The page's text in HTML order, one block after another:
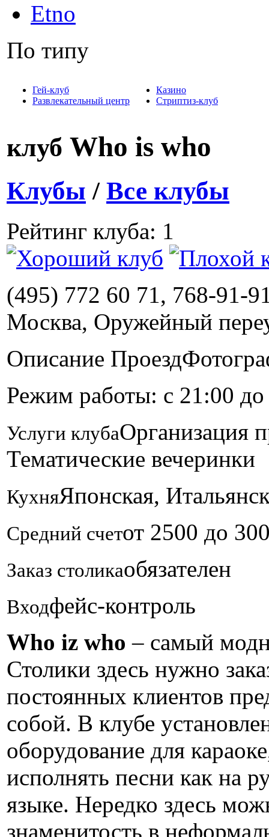
Etno
По типу
Гей-клуб
Развлекательный центр
Казино
Стриптиз-клуб
клуб Who is who
Клубы / Все клубы
Рейтинг клуба: 1
(495) 772 60 71, 768-91-
Москва, Оружейный
Описание Проезд
Режим работы: с 21:00 до
Услуги клубаОрганизация
Тематические вечеринки
КухняЯпонская,
Средний счетот 2500 до
Заказ столикаобязателен
Входфейс-контроль
Who iz who – самый
Столики здесь нужно
постоянных клиентов
собой. В клубе
оборудование для
исполнять песни как на
языке. Нередко здесь
знаменитость в